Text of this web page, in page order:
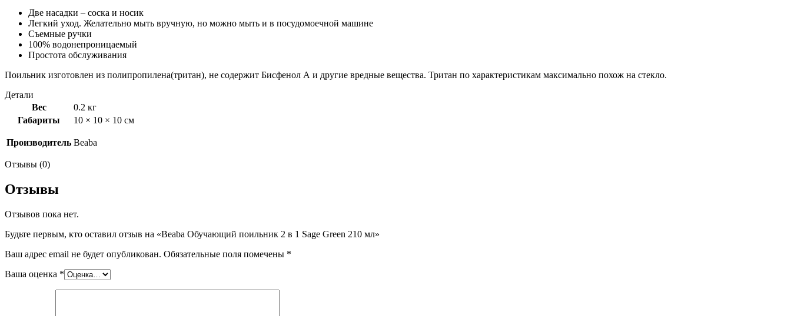
Две насадки – соска и носик
Легкий уход. Желательно мыть вручную, но можно мыть и в посудомоечной машине
Съемные ручки
100% водонепроницаемый
Простота обслуживания
Поильник изготовлен из полипропилена(тритан), не содержит Бисфенол А и другие вредные вещества. Тритан по характеристикам максимально похож на стекло.
Детали
Вес
0.2 кг
Габариты
10 × 10 × 10 см
Производитель Beaba
Отзывы (0)
Отзывы
Отзывов пока нет.
Будьте первым, кто оставил отзыв на «Beaba Обучающий поильник 2 в 1 Sage Green 210 мл»
Ваш адрес email не будет опубликован. Обязательные поля помечены *
Ваша оценка *